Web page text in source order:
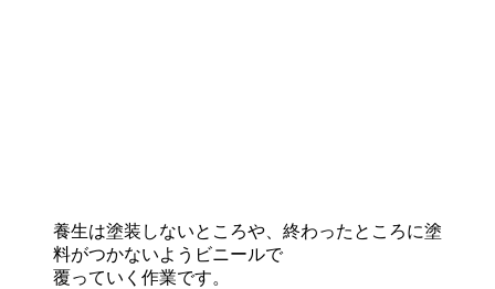
養生は塗装しないところや、終わったところに塗
料がつかないようビニールで
覆っていく作業です。